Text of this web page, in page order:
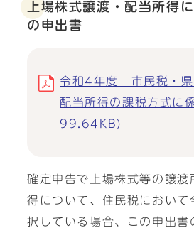
上場株式譲渡・配当所得
の申出書
令和4年度 市民税・県
配当所得の課税方式に
99.64KB)
確定申告で上場株式等の譲渡
得について、住民税において
択している場合、この申出書